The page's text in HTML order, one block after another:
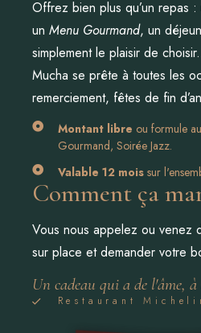
Offrez bien plus qu’un repas :
un Menu Gourmand, un
simplement le plaisir de
Mucha se prête à toutes les
remerciement, fêtes de fin
Montant libre ou formule
Gourmand, Soirée Jazz.
Valable 12 mois sur
Comment ça
Vous nous appelez ou venez
sur place et demander votre
Un cadeau qui a de l'âme,
Restaurant